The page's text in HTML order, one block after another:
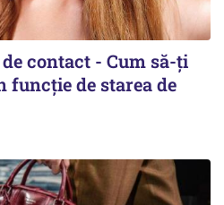
contact - Cum să-ți
de starea de